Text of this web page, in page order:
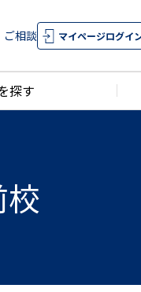
ご相談 マイページログイ
探す